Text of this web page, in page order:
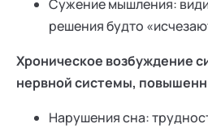
Сужение мышления:
решения будто
Хроническое возбуждение
нервной системы,
Нарушения сна: